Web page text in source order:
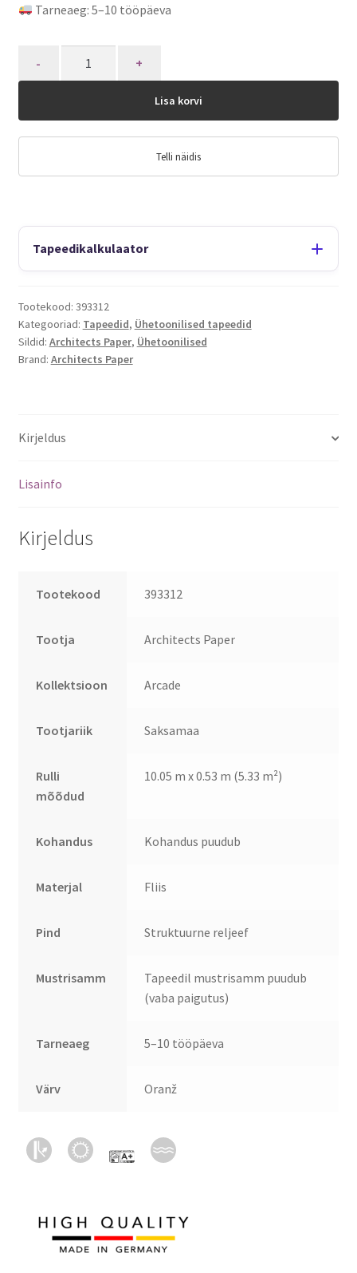
Tarneaeg: 5–10 tööpäeva
Lisa korvi
Telli näidis
Tapeedikalkulaator
Tootekood: 393312
Kategooriad: Tapeedid, Ühetoonilised tapeedid
Sildid: Architects Paper, Ühetoonilised
Brand: Architects Paper
Kirjeldus
Lisainfo
Kirjeldus
Tootekood 393312
Tootja Architects Paper
Kollektsioon Arcade
Tootjariik Saksamaa
Rulli
mõõdud
10.05 m x 0.53 m (5.33 m²)
Kohandus Kohandus puudub
Materjal Fliis
Pind Struktuurne reljeef
Mustrisamm
Tapeedil mustrisamm puudub
(vaba paigutus)
Tarneaeg 5–10 tööpäeva
Värv Oranž